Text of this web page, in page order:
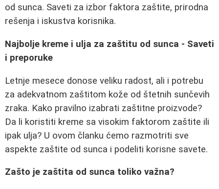
od sunca. Saveti za izbor faktora zaštite, prirodna
rešenja i iskustva korisnika.
Najbolje kreme i ulja za zaštitu od sunca - Saveti
i preporuke
Letnje mesece donose veliku radost, ali i potrebu
za adekvatnom zaštitom kože od štetnih sunčevih
zraka. Kako pravilno izabrati zaštitne proizvode?
Da li koristiti kreme sa visokim faktorom zaštite ili
ipak ulja? U ovom članku ćemo razmotriti sve
aspekte zaštite od sunca i podeliti korisne savete.
Zašto je zaštita od sunca toliko važna?